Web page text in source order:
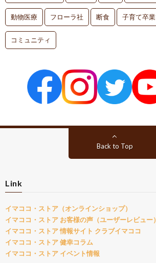
動物医療 フローラ社 断食 子育て卒業
コミュニティ
Back to Top
Link
イマココ・ストア（オンラインショップ）
イマココ・ストア お客様の声（ユーザーレビュー）
イマココ・ストア 情報サイト クラブイマココ
イマココ・ストア 健幸コラム
イマココ・ストア イベント情報